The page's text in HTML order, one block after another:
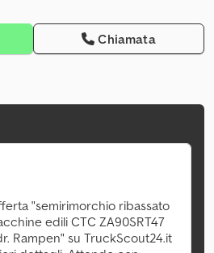
Chiamata